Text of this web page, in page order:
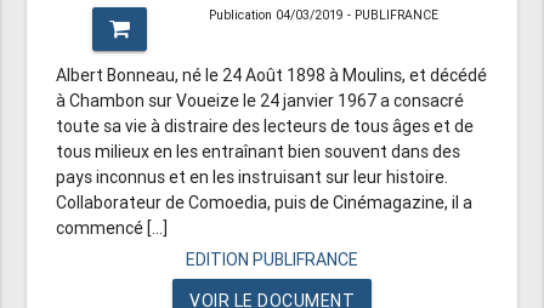
Publication 04/03/2019 - PUBLIFRANCE
Albert Bonneau, né le 24 Août 1898 à Moulins, et décédé
à Chambon sur Voueize le 24 janvier 1967 a consacré
toute sa vie à distraire des lecteurs de tous âges et de
tous milieux en les entraînant bien souvent dans des
pays inconnus et en les instruisant sur leur histoire.
Collaborateur de Comoedia, puis de Cinémagazine, il a
commencé [...]
EDITION PUBLIFRANCE
VOIR LE DOCUMENT